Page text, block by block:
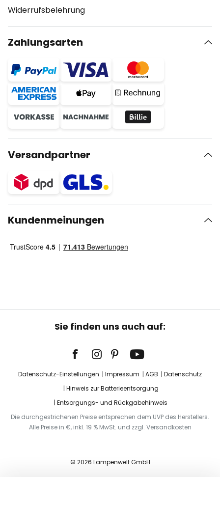
Widerrufsbelehrung
Zahlungsarten
Versandpartner
Kundenmeinungen
Sie finden uns auch auf:
Datenschutz-Einstellungen Impressum AGB
Datenschutz
Hinweis zur Batterieentsorgung
Entsorgungs- und Rückgabehinweis
Die durchgestrichenen Preise entsprechen dem UVP des Herstellers.
Alle Preise in €, inkl. 19 % MwSt. und zzgl. Versandkosten
© 2026 Lampenwelt GmbH